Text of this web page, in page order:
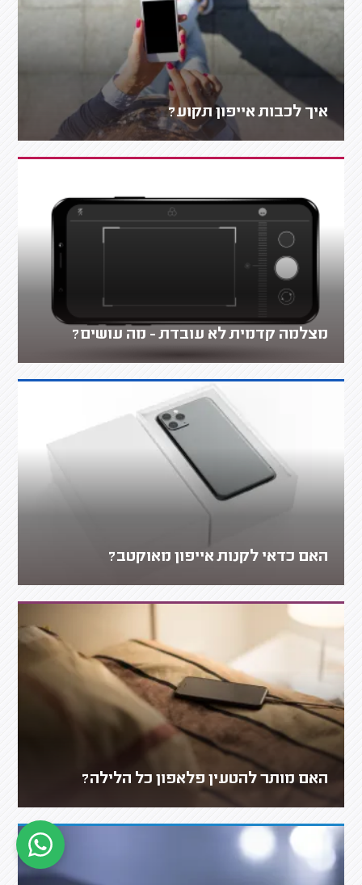
איך לכבות אייפון תקוע?
מצלמה קדמית לא עובדת - מה עושים?
האם כדאי לקנות אייפון מאוקטב?
האם מותר להטעין פלאפון כל הלילה?